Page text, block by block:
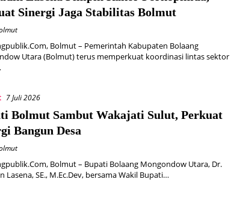
Sinergi Jaga Stabilitas Bolmut
Bolmut – Pemerintah Kabupaten Bolaang
Utara (Bolmut) terus memperkuat koordinasi lintas sektor
7 Juli 2026
Bolmut Sambut Wakajati Sulut, Perkuat
Bangun Desa
Bolmut – Bupati Bolaang Mongondow Utara, Dr.
Lasena, SE., M.Ec.Dev, bersama Wakil Bupati…